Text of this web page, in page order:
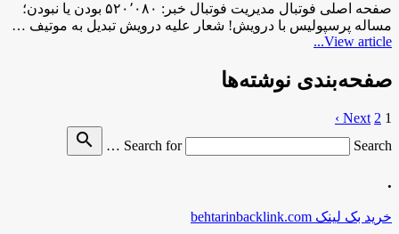
صفحه اصلی فوتبال مدیریت فوتبال خبر: ۵۲۰٬۰۸۰ بودن یا نبودن؛
مساله پرسپولیس با درویش! شعار علیه درویش تبدیل به موتیف …
View article...
صفحه‌بندی نوشته‌ها
1
2
Next ›
Search for
Search …
search
.
خرید بک لینک behtarinbacklink.com